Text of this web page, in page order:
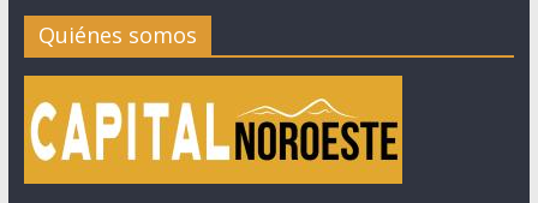
Quiénes somos